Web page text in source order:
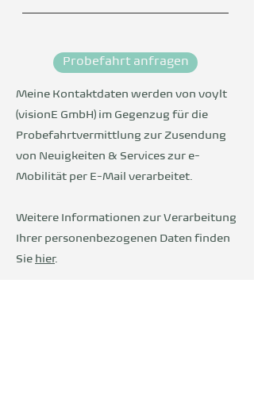
Probefahrt anfragen
Meine Kontaktdaten werden von voylt
(visionE GmbH) im Gegenzug für die
Probefahrtvermittlung zur Zusendung
von Neuigkeiten & Services zur e-
Mobilität per E-Mail verarbeitet.
Weitere Informationen zur Verarbeitung
Ihrer personenbezogenen Daten finden
Sie hier.